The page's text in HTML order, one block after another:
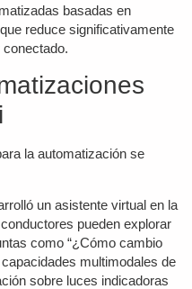
basadas en
reduce significativamente
la automatización se
un asistente virtual en la
pueden explorar
como “¿Cómo cambio
multimodales de
sobre luces indicadoras